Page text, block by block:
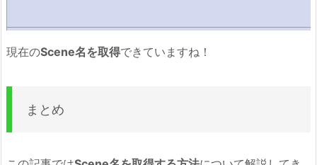
現在のScene名を取得できていますね！
まとめ